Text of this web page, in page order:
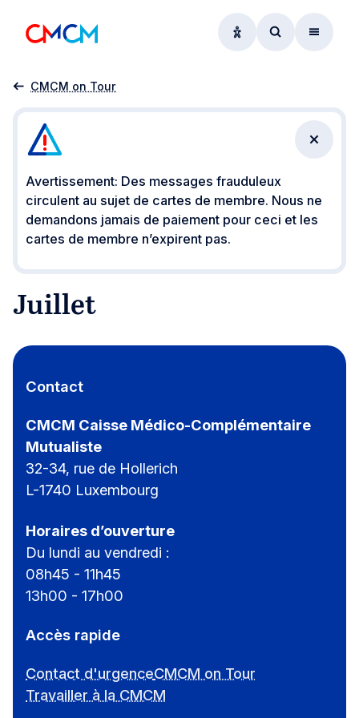
OptionsAccéder au
Menu
Accueil
Évènements
CMCM on Tour
Juillet
Avertissement: Des messages frauduleux
circulent au sujet de cartes de membre. Nous ne
demandons jamais de paiement pour ceci et les
cartes de membre n’expirent pas.
Juillet
Contact
CMCM Caisse Médico-Complémentaire
Mutualiste
32-34, rue de Hollerich
L-1740 Luxembourg
Horaires d’ouverture
Du lundi au vendredi :
08h45 - 11h45
13h00 - 17h00
Accès rapide
Contact d'urgenceCMCM on Tour
Travailler à la CMCM